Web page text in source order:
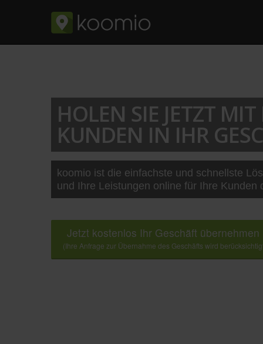
HOLEN SIE JETZT
KUNDEN IN IHR
koomio ist die einfachste und schnellste
und Ihre Leistungen online für Ihre Kunden
Jetzt kostenlos Ihr Geschäft übernehmen
(Ihre Anfrage zur Übernahme des Geschäfts wird